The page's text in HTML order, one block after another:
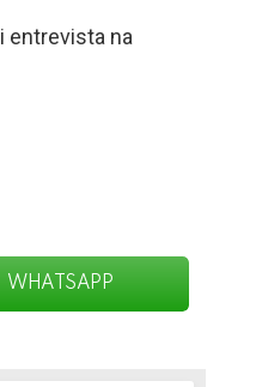
entrevista na
WHATSAPP